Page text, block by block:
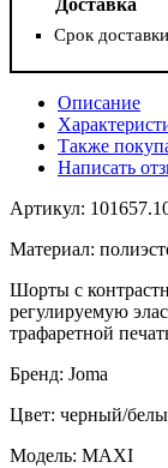
Доставка
Срок
Описание
Также
Написать
Артикул:
Материал:
Шорты с
регулируемую
трафаретной
Бренд: Joma
Цвет: черный/
Модель: MAXI